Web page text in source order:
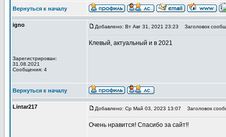
Вернуться к началу
igno
Зарегистрирован:
31.08.2021
Сообщения: 4
Добавлено: Вт Авг 31, 2021 23:23 Заголовок
Клевый, актуальный и в 2021
Вернуться к началу
Lintar217 Добавлено: Ср Май 03, 2023 13:07 Заголовок
Очень нравится! Спасибо за сайт!!